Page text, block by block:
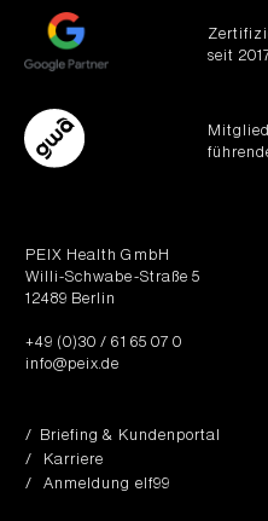
seit
PEIX Health GmbH
Willi-Schwabe-Straße 5
12489 Berlin
+49 (0)30 / 61 65 07 0
info@peix.de
/ Briefing & Kundenportal
/ Karriere
/ Anmeldung elf99